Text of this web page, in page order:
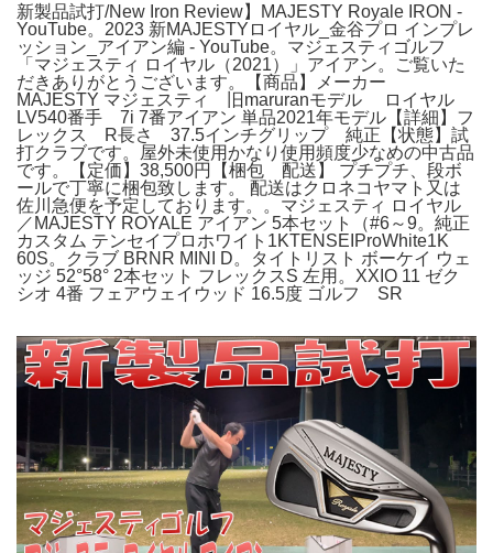
新製品試打/New Iron Review】MAJESTY Royale IRON -
YouTube。2023 新MAJESTYロイヤル_金谷プロ インプレ
ッション_アイアン編 - YouTube。マジェスティゴルフ
「マジェスティ ロイヤル（2021）」アイアン。ご覧いた
だきありがとうございます。【商品】メーカー
MAJESTY マジェスティ 旧maruranモデル ロイヤル
LV540番手 7i 7番アイアン 単品2021年モデル【詳細】フ
レックス R長さ 37.5インチグリップ 純正【状態】試
打クラブです。屋外未使用かなり使用頻度少なめの中古品
です。【定価】38,500円【梱包 配送】 プチプチ、段ボ
ールで丁寧に梱包致します。 配送はクロネコヤマト又は
佐川急便を予定しております。。マジェスティ ロイヤル
／MAJESTY ROYALE アイアン 5本セット（#6～9。純正
カスタム テンセイプロホワイト1KTENSEIProWhite1K
60S。クラブ BRNR MINI D。タイトリスト ボーケイ ウェ
ッジ 52°58° 2本セット フレックスS 左用。XXIO 11 ゼク
シオ 4番 フェアウェイウッド 16.5度 ゴルフ SR